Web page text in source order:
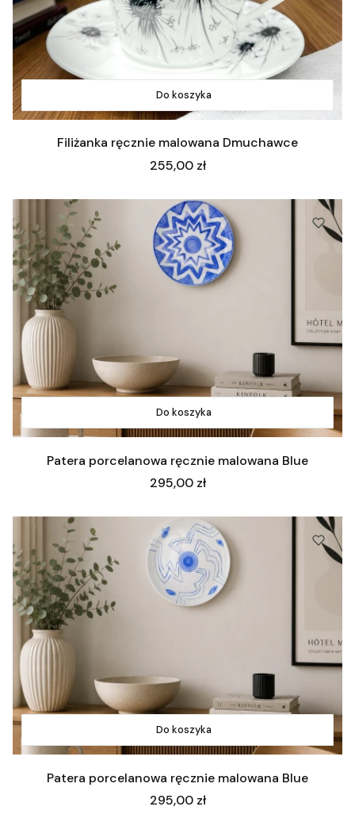
Do koszyka
Filiżanka ręcznie malowana Dmuchawce
Cena
255,00 zł
Do koszyka
Patera porcelanowa ręcznie malowana Blue
Cena
295,00 zł
Do koszyka
Patera porcelanowa ręcznie malowana Blue
Cena
295,00 zł